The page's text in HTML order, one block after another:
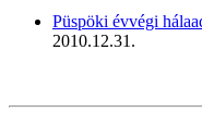
Püspöki évvégi
2010.12.31.